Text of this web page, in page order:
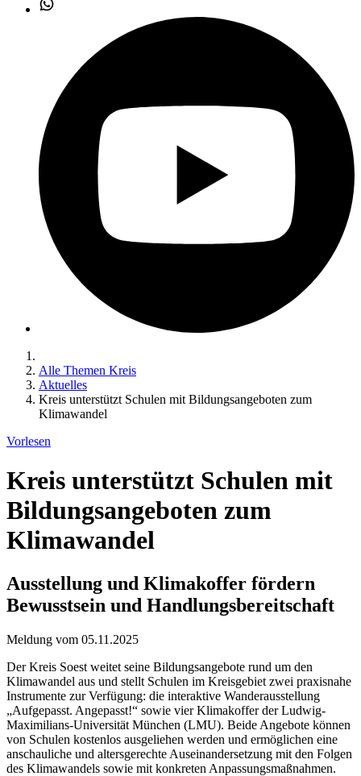
Alle Themen Kreis
Aktuelles
Kreis unterstützt Schulen mit Bildungsangeboten zum
Klimawandel
Vorlesen
Kreis unterstützt Schulen mit
Bildungsangeboten zum
Klimawandel
Ausstellung und Klimakoffer fördern
Bewusstsein und Handlungsbereitschaft
Meldung vom 05.11.2025
Der Kreis Soest weitet seine Bildungsangebote rund um den
Klimawandel aus und stellt Schulen im Kreisgebiet zwei praxisnahe
Instrumente zur Verfügung: die interaktive Wanderausstellung
„Aufgepasst. Angepasst!“ sowie vier Klimakoffer der Ludwig-
Maximilians-Universität München (LMU). Beide Angebote können
von Schulen kostenlos ausgeliehen werden und ermöglichen eine
anschauliche und altersgerechte Auseinandersetzung mit den Folgen
des Klimawandels sowie mit konkreten Anpassungsmaßnahmen.